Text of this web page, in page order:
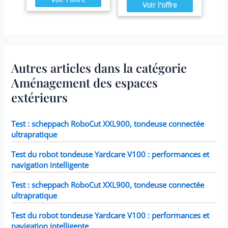
fabriqué avec du papier
28443E, 28453E, 28421E,
28423E, 28413E, et 28453E.
Chaque filtre mesure 7,6 x
10,2 cm.
confortablement installé
dans votre spa Blue Navy.
Autres articles dans la catégorie
Aménagement des espaces
extérieurs
Test : scheppach RoboCut XXL900, tondeuse connectée
ultrapratique
Test du robot tondeuse Yardcare V100 : performances et
navigation intelligente
Test : scheppach RoboCut XXL900, tondeuse connectée
ultrapratique
Test du robot tondeuse Yardcare V100 : performances et
navigation intelligente